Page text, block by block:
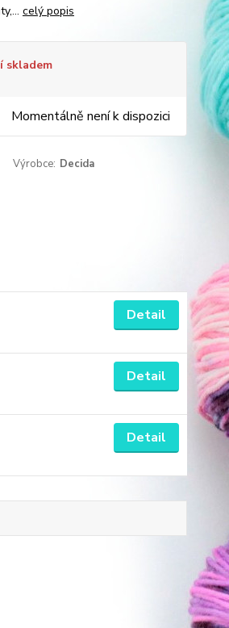
celý popis
skladem
Momentálně není k dispozici
Výrobce: Decida
Detail
Detail
Detail